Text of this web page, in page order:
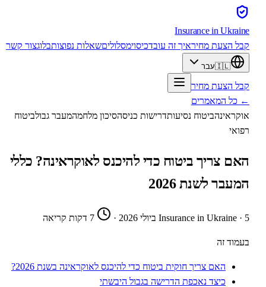
Insurancein
הצעת מחיר איך זה עובד כיסוימסלוליםשאלות נפוצותבלוגצור קשר
🇮🇱עבר
הצעת מחיר
כל המאמרים
ביטוח נסיעותדרישות כניסהסיכון מלחמהמעבר גבולביטוח
צריך ביטוח כדי להיכנס לאוקראינה? כללי
לשנת 2026
Insurance in Ukraine
· 7 דקות קריאה
זה
האם צריך חוקית ביטוח כדי להיכנס לאוקראינה בשנת 2026?
כיצד נאכפת הדרישה בגבול היבשתי